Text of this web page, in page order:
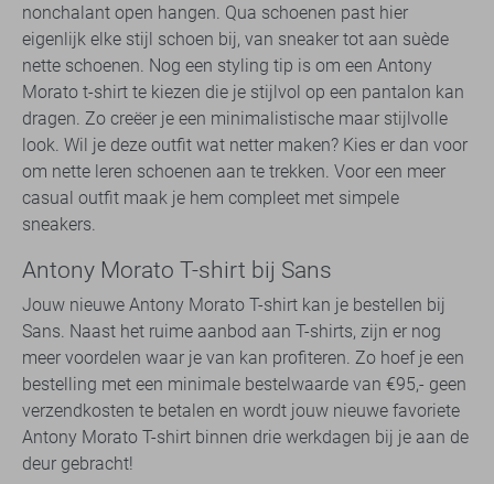
nonchalant open hangen. Qua schoenen past hier
eigenlijk elke stijl schoen bij, van sneaker tot aan suède
nette schoenen. Nog een styling tip is om een Antony
Morato t-shirt te kiezen die je stijlvol op een pantalon kan
dragen. Zo creëer je een minimalistische maar stijlvolle
look. Wil je deze outfit wat netter maken? Kies er dan voor
om nette leren schoenen aan te trekken. Voor een meer
casual outfit maak je hem compleet met simpele
sneakers.
Antony Morato T-shirt bij Sans
Jouw nieuwe Antony Morato T-shirt kan je bestellen bij
Sans. Naast het ruime aanbod aan T-shirts, zijn er nog
meer voordelen waar je van kan profiteren. Zo hoef je een
bestelling met een minimale bestelwaarde van €95,- geen
verzendkosten te betalen en wordt jouw nieuwe favoriete
Antony Morato T-shirt binnen drie werkdagen bij je aan de
deur gebracht!